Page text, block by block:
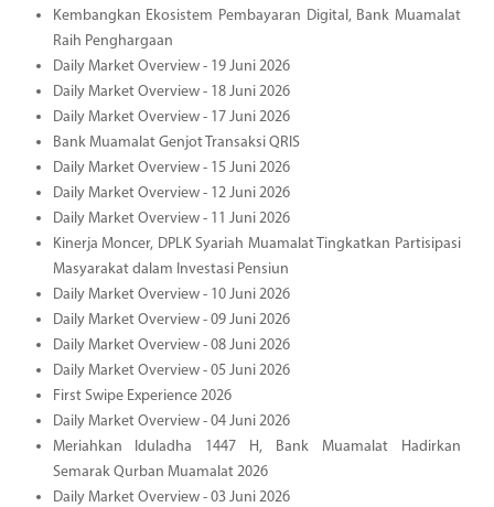
Kembangkan Ekosistem Pembayaran Digital, Bank Muamalat
Raih Penghargaan
Daily Market Overview - 19 Juni 2026
Daily Market Overview - 18 Juni 2026
Daily Market Overview - 17 Juni 2026
Bank Muamalat Genjot Transaksi QRIS
Daily Market Overview - 15 Juni 2026
Daily Market Overview - 12 Juni 2026
Daily Market Overview - 11 Juni 2026
Kinerja Moncer, DPLK Syariah Muamalat Tingkatkan Partisipasi
Masyarakat dalam Investasi Pensiun
Daily Market Overview - 10 Juni 2026
Daily Market Overview - 09 Juni 2026
Daily Market Overview - 08 Juni 2026
Daily Market Overview - 05 Juni 2026
First Swipe Experience 2026
Daily Market Overview - 04 Juni 2026
Meriahkan Iduladha 1447 H, Bank Muamalat Hadirkan
Semarak Qurban Muamalat 2026
Daily Market Overview - 03 Juni 2026